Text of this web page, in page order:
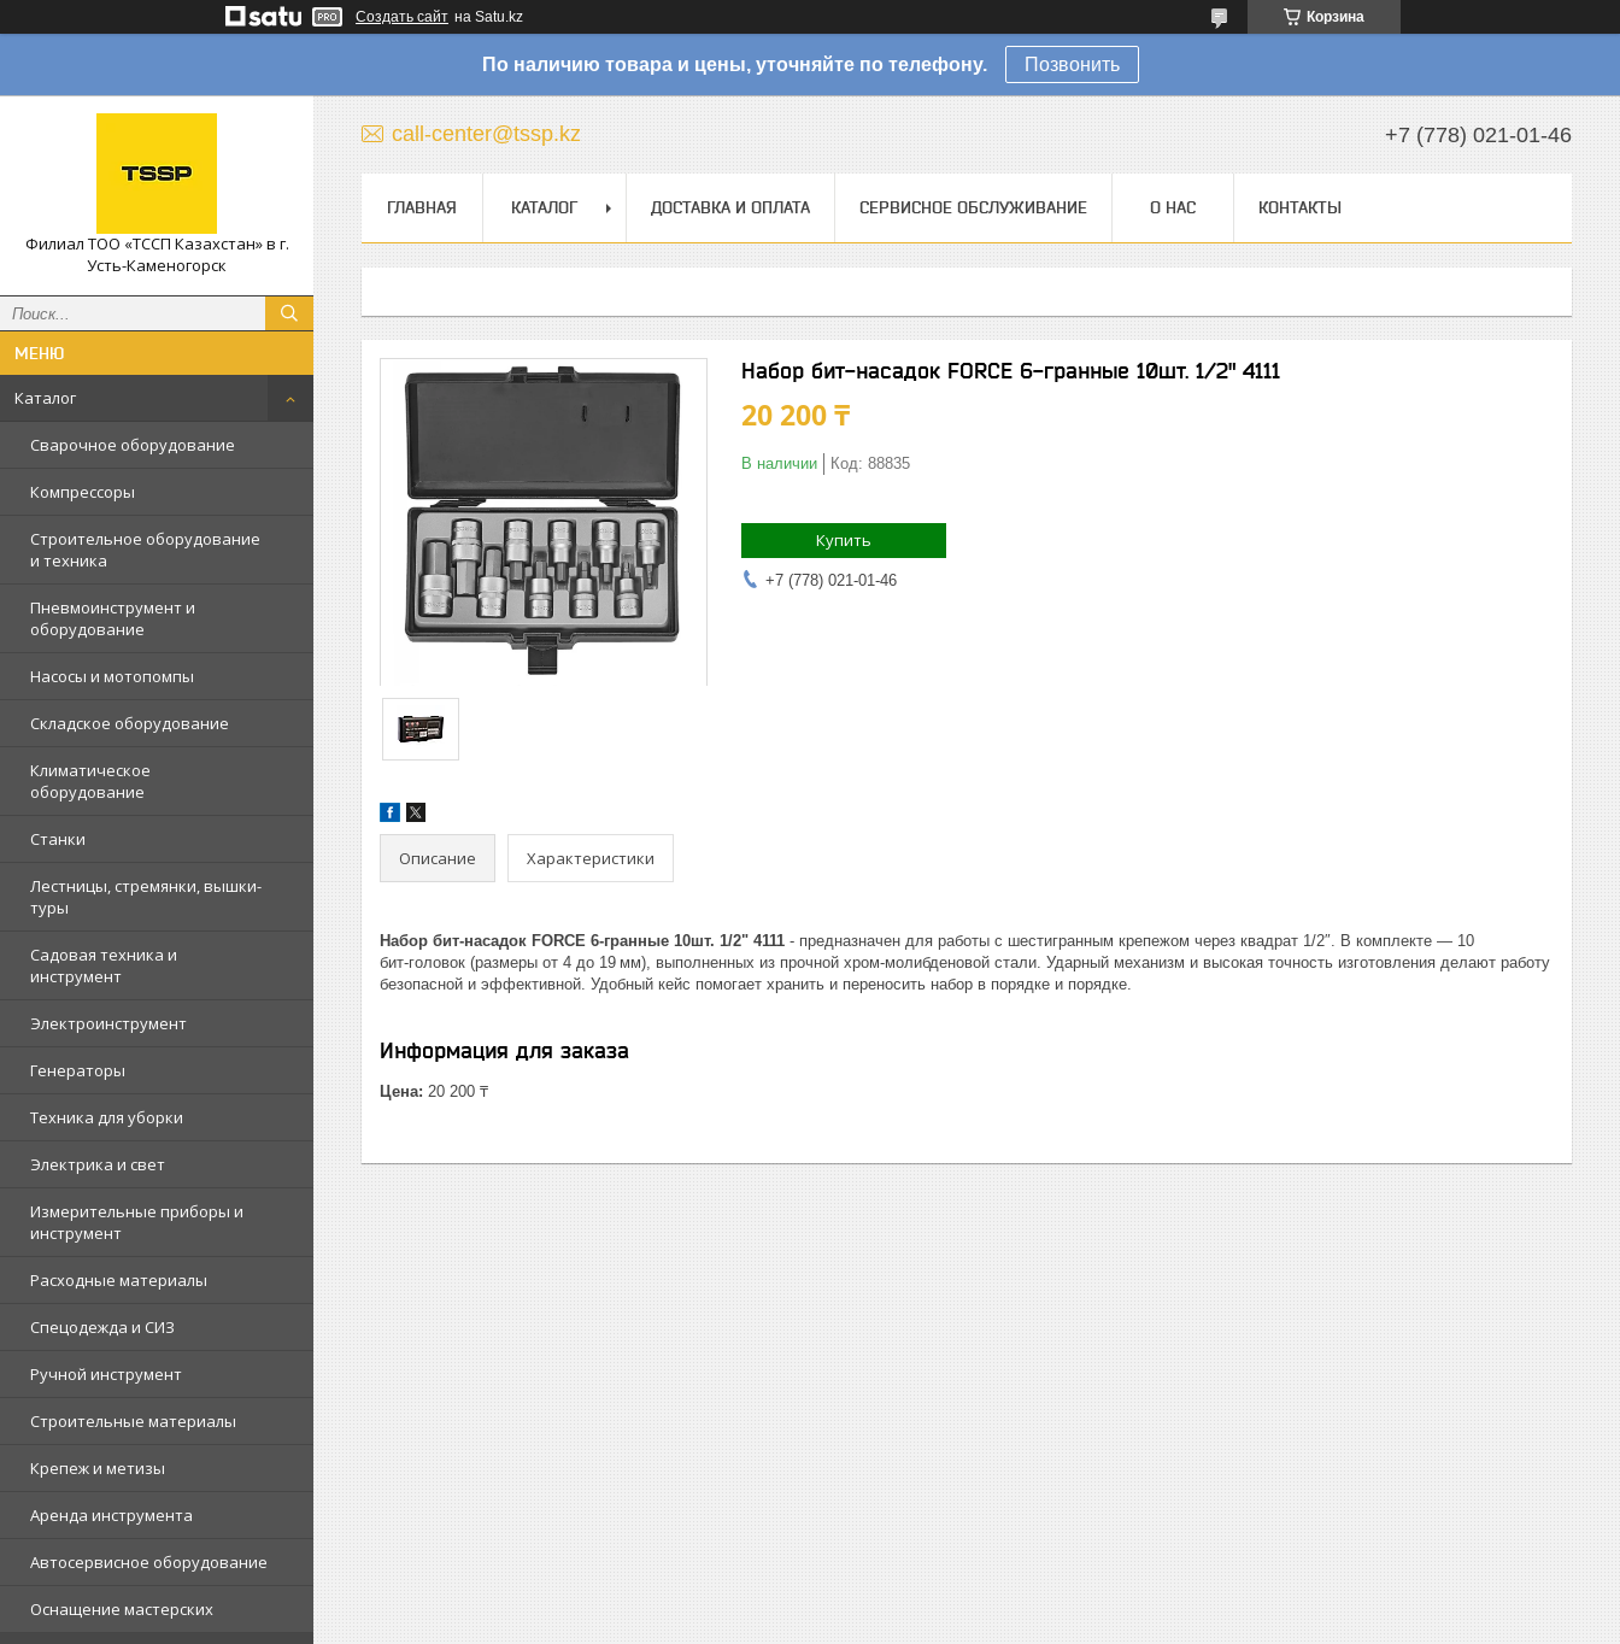
Создать сайт на Satu.kz Корзина
По наличию товара и цены, уточняйте по телефону. Позвонить
Филиал ТОО «ТССП Казахстан» в г.
Усть-Каменогорск
Каталог
Сварочное оборудование
Компрессоры
Строительное оборудование
и техника
Пневмоинструмент и
оборудование
Насосы и мотопомпы
Складское оборудование
Климатическое
оборудование
Станки
Лестницы, стремянки, вышки-
туры
Садовая техника и
инструмент
Электроинструмент
Генераторы
Техника для уборки
Электрика и свет
Измерительные приборы и
инструмент
Расходные материалы
Спецодежда и СИЗ
Ручной инструмент
Строительные материалы
Крепеж и метизы
Аренда инструмента
Автосервисное оборудование
Оснащение мастерских
call-center@tssp.kz +7 (778) 021-01-46
ГЛАВНАЯ КАТАЛОГ ДОСТАВКА И ОПЛАТА СЕРВИСНОЕ ОБСЛУЖИВАНИЕ О НАС КОНТАКТЫ
Набор бит-насадок FORCE 6-гранные 10шт. 1/2" 4111
20 200 ₸
В наличии Код: 88835
Купить
+7 (778) 021-01-46
Описание Характеристики
Набор бит-насадок FORCE 6-гранные 10шт. 1/2" 4111 - предназначен для работы с шестигранным крепежом через квадрат 1/2″. В комплекте — 10
бит‑головок (размеры от 4 до 19 мм), выполненных из прочной хром-молибденовой стали. Ударный механизм и высокая точность изготовления делают работу
безопасной и эффективной. Удобный кейс помогает хранить и переносить набор в порядке и порядке.
Информация для заказа
Цена: 20 200 ₸